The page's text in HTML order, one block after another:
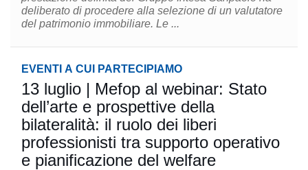
deliberato di procedere alla selezione di un valutatore
del patrimonio immobiliare. Le ...
EVENTI A CUI PARTECIPIAMO
13 luglio | Mefop al webinar: Stato
dell’arte e prospettive della
bilateralità: il ruolo dei liberi
professionisti tra supporto operativo
e pianificazione del welfare